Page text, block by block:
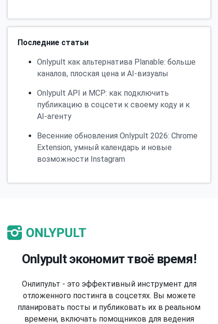
Последние статьи
Onlypult как альтернатива Planable: больше
каналов, плоская цена и AI-визуалы
Onlypult API и MCP: как подключить
публикацию в соцсети к своему коду и к
AI-агенту
Весенние обновления Onlypult 2026: Chrome
Extension, умный календарь и новые
возможности Instagram
Onlypult экономит твоё время!
Онлипульт - это эффективный инструмент для
отложенного постинга в соцсетях. Вы можете
планировать посты и публиковать их в реальном
времени, включать помощников для ведения